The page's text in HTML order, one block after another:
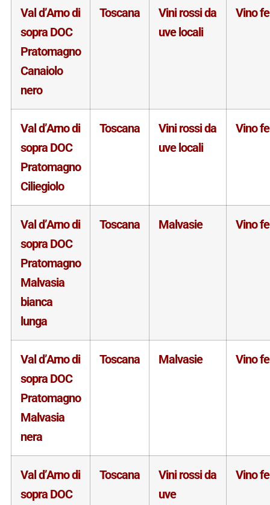
Val d’Arno di
sopra DOC
Pratomagno
Canaiolo
nero
Toscana
Vini rossi da
uve locali
Vino
Val d’Arno di
sopra DOC
Pratomagno
Ciliegiolo
Toscana
Vini rossi da
uve locali
Vino
Val d’Arno di
sopra DOC
Pratomagno
Malvasia
bianca
lunga
Toscana Malvasie Vino
Val d’Arno di
sopra DOC
Pratomagno
Malvasia
nera
Toscana Malvasie Vino
Val d’Arno di
sopra DOC
Toscana
Vini rossi da
uve
Vino